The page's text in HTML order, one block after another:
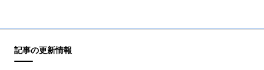
記事の更新情報